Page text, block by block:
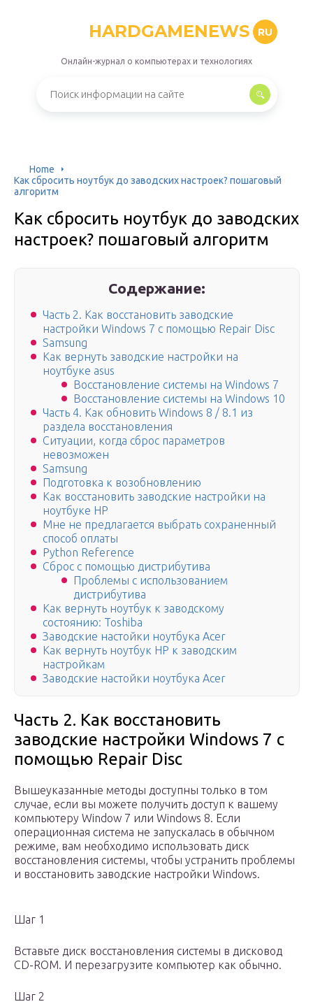
HARDGAMENEWS RU
Онлайн-журнал о компьютерах и технологиях
Home
Как сбросить ноутбук до заводских настроек? пошаговый
алгоритм
Как сбросить ноутбук до заводских
настроек? пошаговый алгоритм
Содержание:
Часть 2. Как восстановить заводские
настройки Windows 7 с помощью Repair Disc
Samsung
Как вернуть заводские настройки на
ноутбуке asus
Восстановление системы на Windows 7
Восстановление системы на Windows 10
Часть 4. Как обновить Windows 8 / 8.1 из
раздела восстановления
Ситуации, когда сброс параметров
невозможен
Samsung
Подготовка к возобновлению
Как восстановить заводские настройки на
ноутбуке HP
Мне не предлагается выбрать сохраненный
способ оплаты
Python Reference
Сброс с помощью дистрибутива
Проблемы с использованием
дистрибутива
Как вернуть ноутбук к заводскому
состоянию: Toshiba
Заводские настойки ноутбука Acer
Как вернуть ноутбук HP к заводским
настройкам
Заводские настойки ноутбука Acer
Часть 2. Как восстановить
заводские настройки Windows 7 с
помощью Repair Disc
Вышеуказанные методы доступны только в том
случае, если вы можете получить доступ к вашему
компьютеру Window 7 или Windows 8. Если
операционная система не запускалась в обычном
режиме, вам необходимо использовать диск
восстановления системы, чтобы устранить проблемы
и восстановить заводские настройки Windows.
Шаг 1
Вставьте диск восстановления системы в дисковод
CD-ROM. И перезагрузите компьютер как обычно.
Шаг 2